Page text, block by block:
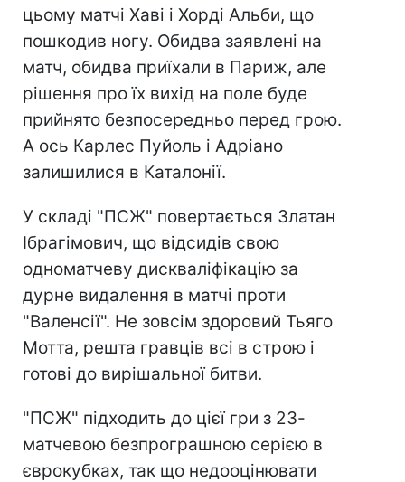
цьому матчі Хаві і Хорді Альби, що
пошкодив ногу. Обидва заявлені на
матч, обидва приїхали в Париж, але
рішення про їх вихід на поле буде
прийнято безпосередньо перед грою.
А ось Карлес Пуйоль і Адріано
залишилися в Каталонії.
У складі "ПСЖ" повертається Златан
Ібрагімович, що відсидів свою
одноматчеву дискваліфікацію за
дурне видалення в матчі проти
"Валенсії". Не зовсім здоровий Тьяго
Мотта, решта гравців всі в строю і
готові до вирішальної битви.
"ПСЖ" підходить до цієї гри з 23-
матчевою безпрограшною серією в
єврокубках, так що недооцінювати